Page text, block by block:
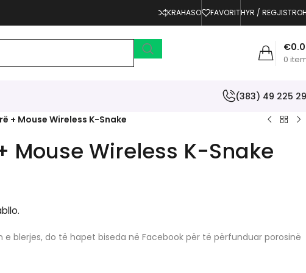
KRAHASO FAVORITHYR /
0
€
(383) 49 225
+ Mouse Wireless K-Snake
Mouse Wireless K-Snake
e blerjes, do të hapet biseda në Facebook për të përfunduar porosinë